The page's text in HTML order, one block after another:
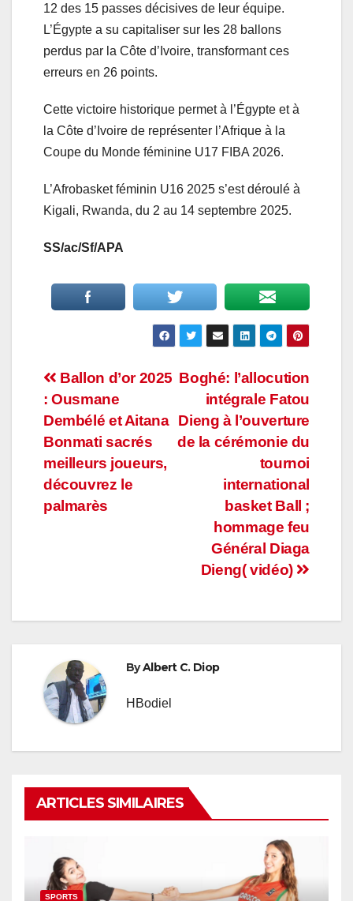
12 des 15 passes décisives de leur équipe.
L’Égypte a su capitaliser sur les 28 ballons
perdus par la Côte d’Ivoire, transformant ces
erreurs en 26 points.
Cette victoire historique permet à l’Égypte et à
la Côte d’Ivoire de représenter l’Afrique à la
Coupe du Monde féminine U17 FIBA 2026.
L’Afrobasket féminin U16 2025 s’est déroulé à
Kigali, Rwanda, du 2 au 14 septembre 2025.
SS/ac/Sf/APA
Navigation
de
l’article
Boghé: l’allocution
intégrale Fatou
Dieng à l’ouverture
de la cérémonie du
tournoi
international
basket Ball ;
hommage feu
Général Diaga
Dieng( vidéo)
Ballon d’or 2025
: Ousmane
Dembélé et Aitana
Bonmati sacrés
meilleurs joueurs,
découvrez le
palmarès
ByAlbert C. Diop
HBodiel
ARTICLES SIMILAIRES
SPORTS